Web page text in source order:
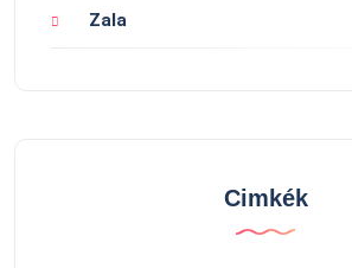
Zala
Cimkék